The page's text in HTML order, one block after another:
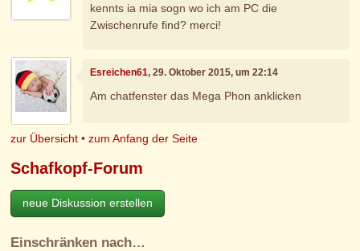
kennts ia mia sogn wo ich am PC die
Zwischenrufe find? merci!
Esreichen61, 29. Oktober 2015, um 22:14
Am chatfenster das Mega Phon anklicken
zur Übersicht •zum Anfang der Seite
Schafkopf-Forum
neue Diskussion erstellen
Einschränken nach…